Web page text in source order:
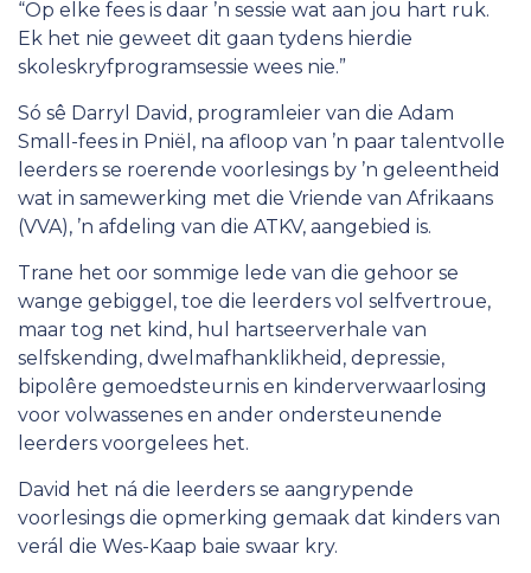
Nuus
“Op elke fees is daar ’n sessie wat aan jou hart ruk.
Ek het nie geweet dit gaan tydens hierdie
skoleskryfprogramsessie wees nie.”
Só sê Darryl David, programleier van die Adam
Small-fees in Pniël, na afloop van ’n paar talentvolle
leerders se roerende voorlesings by ’n geleentheid
wat in samewerking met die Vriende van Afrikaans
(VVA), ’n afdeling van die ATKV, aangebied is.
Trane het oor sommige lede van die gehoor se
wange gebiggel, toe die leerders vol selfvertroue,
maar tog net kind, hul hartseerverhale van
selfskending, dwelmafhanklikheid, depressie,
bipolêre gemoedsteurnis en kinderverwaarlosing
voor volwassenes en ander ondersteunende
leerders voorgelees het.
David het ná die leerders se aangrypende
voorlesings die opmerking gemaak dat kinders van
verál die Wes-Kaap baie swaar kry.